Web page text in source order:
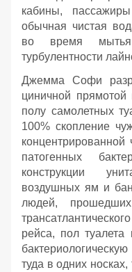
кабины,
обычная чистая
во время
турбулентности
Джемма Софи
циничной
полу самолетных
100% скопление
патогенных
конструкции
воздушных ям и
людей,
рейса, пол туалета
туда в одних